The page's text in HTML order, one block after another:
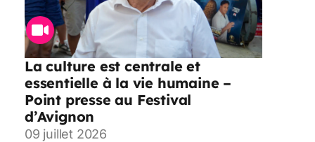
La culture est centrale et
essentielle à la vie humaine –
Point presse au Festival
d’Avignon
09 juillet 2026